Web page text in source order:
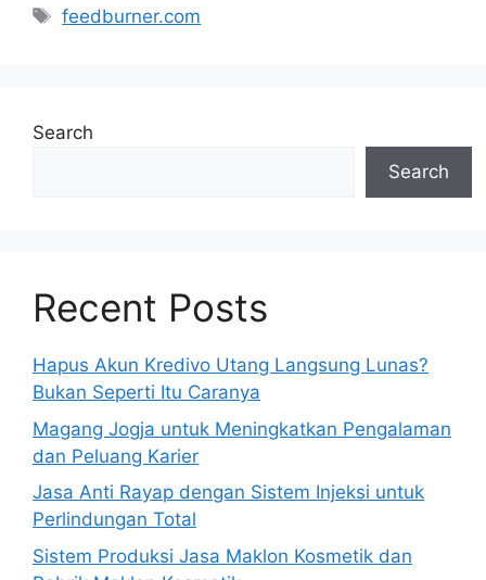
Tags
feedburner.com
Search
Search
Recent Posts
Hapus Akun Kredivo Utang Langsung Lunas?
Bukan Seperti Itu Caranya
Magang Jogja untuk Meningkatkan Pengalaman
dan Peluang Karier
Jasa Anti Rayap dengan Sistem Injeksi untuk
Perlindungan Total
Sistem Produksi Jasa Maklon Kosmetik dan